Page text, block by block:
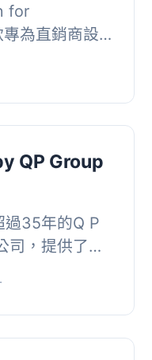
for
為直銷商設
創建獨特的自
刷的直銷業
...
QP Group
過35年的Q P
司，提供了一
通過將多個不